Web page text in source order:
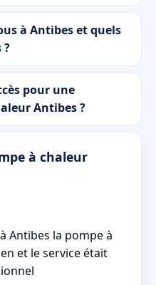
à Antibes et quels
?
pour une
Antibes ?
à chaleur
Antibes la pompe à
et le service était